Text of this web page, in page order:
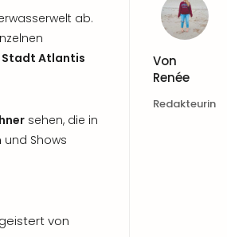
ab.
Stadt Atlantis
sehen, die in
Shows
von
Von
Renée
Redakteurin